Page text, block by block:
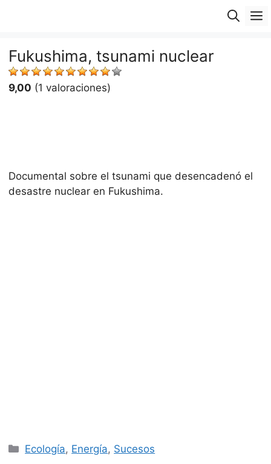
Fukushima, tsunami nuclear
9,00 (1 valoraciones)
Documental sobre el tsunami que desencadenó el
desastre nuclear en Fukushima.
Categorías
Ecología, Energía, Sucesos